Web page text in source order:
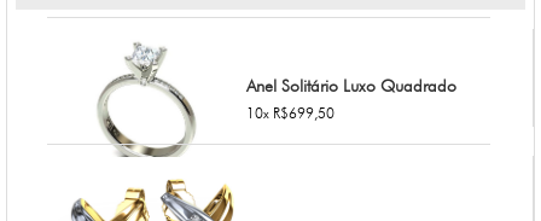
Anel Solitário Luxo Quadrado
10x R$699,50